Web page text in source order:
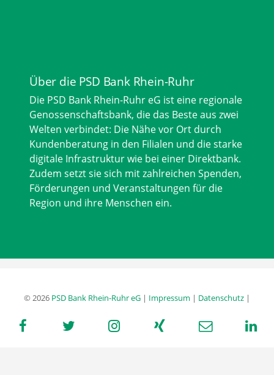
Über die PSD Bank Rhein-Ruhr
Die PSD Bank Rhein-Ruhr eG ist eine regionale
Genossenschaftsbank, die das Beste aus zwei
Welten verbindet: Die Nähe vor Ort durch
Kundenberatung in den Filialen und die starke
digitale Infrastruktur wie bei einer Direktbank.
Zudem setzt sie sich mit zahlreichen Spenden,
Förderungen und Veranstaltungen für die
Region und ihre Menschen ein.
© 2026 PSD Bank Rhein-Ruhr eG | Impressum | Datenschutz |